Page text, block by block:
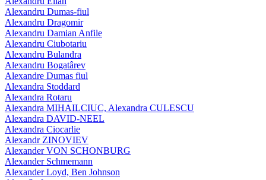
Alexandru Dumas-fiul
Alexandru Dragomir
Alexandru Damian Anfile
Alexandru Ciubotariu
Alexandru Bulandra
Alexandru Bogatârev
Alexandre Dumas fiul
Alexandra Stoddard
Alexandra Rotaru
Alexandra MIHAILCIUC, Alexandra CULESCU
Alexandra DAVID-NEEL
Alexandra Ciocarlie
Alexandr ZINOVIEV
Alexander VON SCHONBURG
Alexander Schmemann
Alexander Loyd, Ben Johnson